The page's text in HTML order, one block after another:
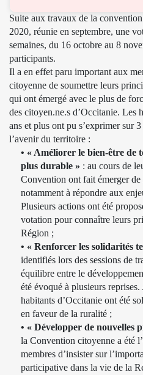
Suite aux travaux de la
2020, réunie en septembre, une
semaines, du 16 octobre au 8
participants.
Il a en effet paru important aux
citoyenne de soumettre leurs
qui ont émergé avec le plus de
des citoyen.ne.s d’Occitanie. Les
ans et plus ont pu s’exprimer sur
l’avenir du territoire :
• « Améliorer le bien-être de
plus durable » : au cours de
Convention ont fait émerger
notamment à répondre aux
Plusieurs actions ont été
votation pour connaître leurs
Région ;
• « Renforcer les solidarités
identifiés lors des sessions de
équilibre entre le
été évoqué à plusieurs
habitants d’Occitanie ont été
en faveur de la ruralité ;
• « Développer de nouvelles
la Convention citoyenne a été
membres d’insister sur
participative dans la vie de la